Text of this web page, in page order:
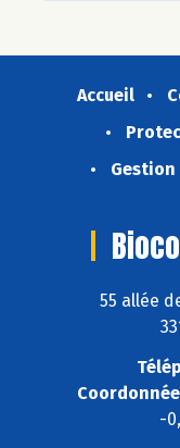
Accueil
Gestion
55 allée
-